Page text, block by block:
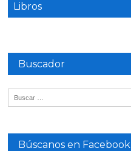
Libros
Buscador
Búscanos en Facebook